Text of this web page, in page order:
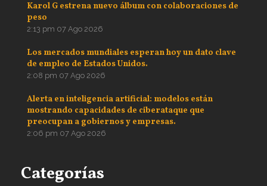
Karol G estrena nuevo álbum con colaboraciones de
peso
2:13 pm 07 Ago 2026
Los mercados mundiales esperan hoy un dato clave
de empleo de Estados Unidos.
2:08 pm 07 Ago 2026
Alerta en inteligencia artificial: modelos están
mostrando capacidades de ciberataque que
preocupan a gobiernos y empresas.
2:06 pm 07 Ago 2026
Categorías